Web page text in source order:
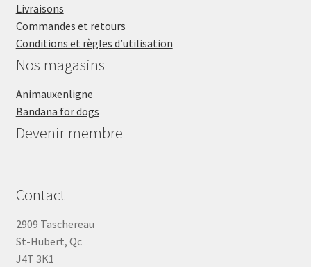
Livraisons
Commandes et retours
Conditions et règles d’utilisation
Nos magasins
Animauxenligne
Bandana for dogs
Devenir membre
Contact
2909 Taschereau
St-Hubert, Qc
J4T 3K1